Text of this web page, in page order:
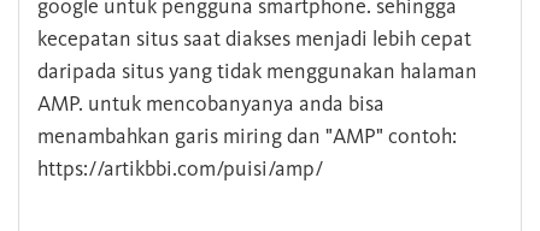
google untuk pengguna smartphone. sehingga
kecepatan situs saat diakses menjadi lebih cepat
daripada situs yang tidak menggunakan halaman
AMP. untuk mencobanyanya anda bisa
menambahkan garis miring dan "AMP" contoh:
https://artikbbi.com/puisi/amp/